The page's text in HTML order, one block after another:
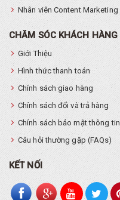
Nhân viên Content Marketing
CHĂM SÓC KHÁCH HÀNG
Giới Thiệu
Hình thức thanh toán
Chính sách giao hàng
Chính sách đổi và trả hàng
Chính sách bảo mật thông tin
Câu hỏi thường gặp (FAQs)
KẾT NỐI